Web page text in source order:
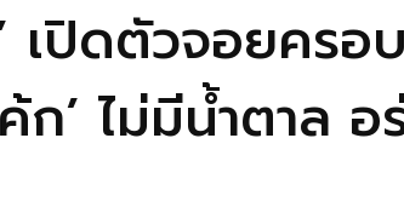
ปิดตัวจอยครอบ
’ ไม่มีน้ำตาล อ